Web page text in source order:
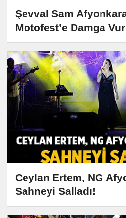
Şevval Sam
Motofest’e Damga
Ceylan Ertem, NG
Sahneyi Salladı!